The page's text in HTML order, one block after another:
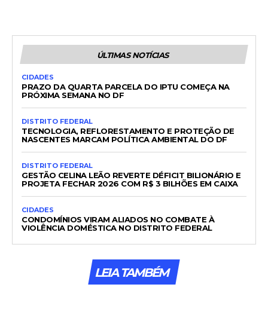
ÚLTIMAS NOTÍCIAS
CIDADES
PRAZO DA QUARTA PARCELA DO IPTU COMEÇA NA
PRÓXIMA SEMANA NO DF
DISTRITO FEDERAL
TECNOLOGIA, REFLORESTAMENTO E PROTEÇÃO DE
NASCENTES MARCAM POLÍTICA AMBIENTAL DO DF
DISTRITO FEDERAL
GESTÃO CELINA LEÃO REVERTE DÉFICIT BILIONÁRIO E
PROJETA FECHAR 2026 COM R$ 3 BILHÕES EM CAIXA
CIDADES
CONDOMÍNIOS VIRAM ALIADOS NO COMBATE À
VIOLÊNCIA DOMÉSTICA NO DISTRITO FEDERAL
LEIA TAMBÉM